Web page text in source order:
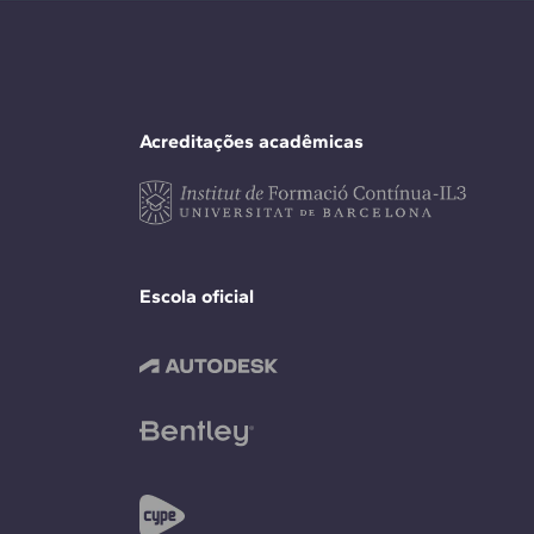
Acreditações acadêmicas
Escola oficial